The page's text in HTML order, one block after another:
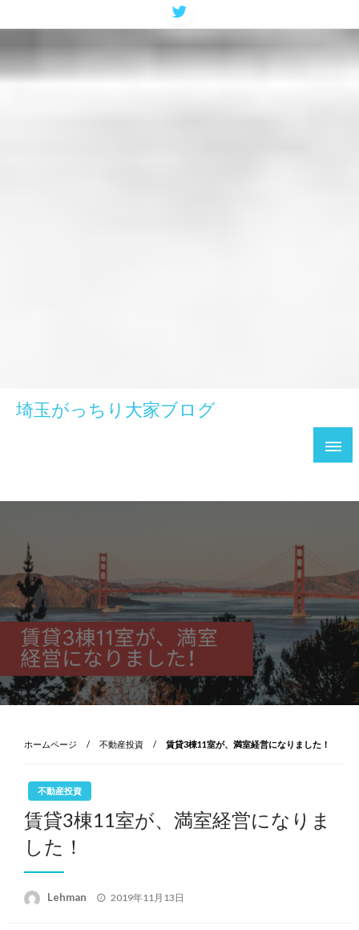
ン
ン
埼玉がっちり大家ブログ
ホームページ 不動産投資 賃貸3棟11室が、満室経営になりました！
不動産投資
賃貸3棟11室が、満室経営になりま
した！
Lehman
投
2019年11月13日